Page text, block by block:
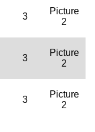
3
Picture
2
3
Picture
2
3
Picture
2